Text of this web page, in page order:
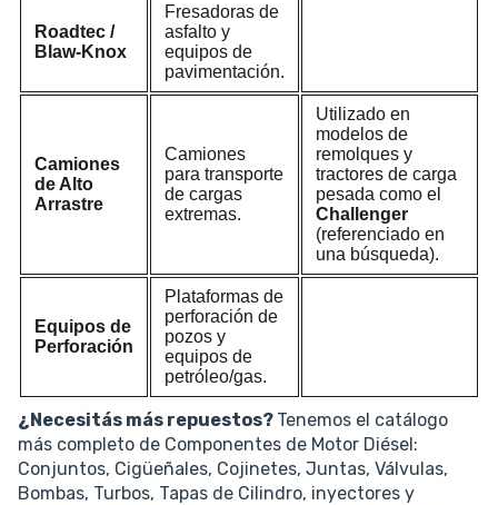
Roadtec /
Blaw-Knox
Fresadoras de
asfalto y
equipos de
pavimentación.
Camiones
de Alto
Arrastre
Camiones
para transporte
de cargas
extremas.
Utilizado en
modelos de
remolques y
tractores de carga
pesada como el
Challenger
(referenciado en
una búsqueda).
Equipos de
Perforación
Plataformas de
perforación de
pozos y
equipos de
petróleo/gas.
¿Necesitás más repuestos? Tenemos el catálogo
más completo de Componentes de Motor Diésel:
Conjuntos, Cigüeñales, Cojinetes, Juntas, Válvulas,
Bombas, Turbos, Tapas de Cilindro, inyectores y